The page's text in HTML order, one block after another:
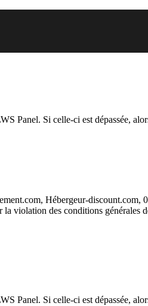
Panel. Si celle-ci est dépassée,
Hébergeur-
violation des conditions générales
Panel. Si celle-ci est dépassée,